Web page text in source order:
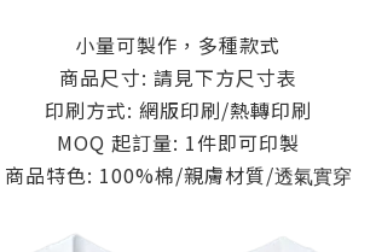
小量可製作，多種款式
商品尺寸: 請見下方尺寸表
印刷方式: 網版印刷/熱轉印刷
MOQ 起訂量: 1件即可印製
商品特色: 100%棉/親膚材質/透氣實穿